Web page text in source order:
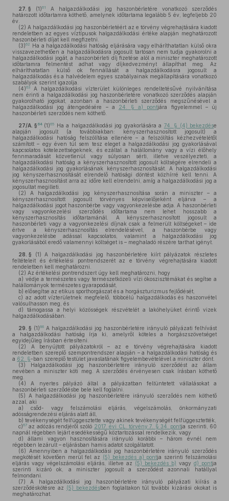
27. § (1)61
A halgazdálkodási jog haszonbérletére vonatkozó szerződés
határozott időtartamra köthető, amelynek időtartama legalább 5 év, legfeljebb 20
év.
(2) A halgazdálkodási jog haszonbérletéért az e törvény végrehajtására kiadott
rendeletben az egyes víztípusok halgazdálkodási értéke alapján meghatározott
haszonbérleti díjat kell megfizetni.
(3)62
Ha a halgazdálkodási hatóság eljárására vagy elháríthatatlan külső okra
visszavezethetően a halgazdálkodásra jogosult tartósan nem tudja gyakorolni a
halgazdálkodási jogát, a haszonbérleti díj fizetése alól a miniszter meghatározott
időtartamra felmentést adhat vagy díjkedvezményt állapíthat meg. Az
elháríthatatlan külső ok fennállását a halgazdálkodásra jogosult a
halgazdálkodás és a halvédelem egyes szabályainak megállapítására vonatkozó
szabályok szerint igazolja.
(4)63
A halgazdálkodási vízterület különleges rendeltetésűvé nyilvánítása
nem érinti a halgazdálkodási jog haszonbérletére vonatkozó szerződés alapján
gyakorolható jogokat, azonban a haszonbérleti szerződés megszűnésével a
halgazdálkodási jog átengedésére – a 24. § a) pontjára figyelemmel – új
haszonbérleti szerződés nem köthető.
27/A. § 64 (1)65 Ha a halgazdálkodási jog gyakorlására a 74. § (4) bekezdése
alapján jogosult (a továbbiakban: kényszerhasznosított jogosult) a
halgazdálkodási hatóság felszólítása ellenére – a felszólítás kézhezvételétől
számított – egy éven túl sem tesz eleget a halgazdálkodási jog gyakorlásával
kapcsolatos kötelezettségeknek, és ezáltal a halállomány vagy a vízi élőhely
fennmaradását közvetlenül vagy súlyosan sérti, illetve veszélyezteti, a
halgazdálkodási hatóság a kényszerhasznosított jogosult költségére elrendeli a
halgazdálkodási jog gyakorlásának kényszerhasznosítását. A halgazdálkodási
jog kényszerhasznosítását elrendelő hatósági döntést közhírré kell tenni. A
kényszerhasznosítást arra az időre kell elrendelni, amíg a halgazdálkodási jog a
jogosultat megilleti.
(2) A halgazdálkodási jog kényszerhasznosítása során a miniszter – a
kényszerhasznosított jogosult törvényes képviselőjeként eljárva – a
halgazdálkodási jogot haszonbérbe vagy vagyonkezelésbe adja. A haszonbérleti
vagy vagyonkezelési szerződés időtartama nem lehet hosszabb a
kényszerhasznosítás időtartamánál. A kényszerhasznosított jogosult a
haszonbérleti vagy a vagyonkezelési díjnak csak a felmerült költségeket – ide
értve a kényszerhasznosítás elrendelésével, a haszonbérbe vagy
vagyonkezelésbe adással kapcsolatos, valamint a halgazdálkodási jog
gyakorlásából eredő valamennyi költséget is – meghaladó részére tarthat igényt.
28. § (1) A halgazdálkodási jog haszonbérletére kiírt pályázatok részletes
feltételeit és értékelési pontrendszerét az e törvény végrehajtására kiadott
rendeletben kell meghatározni.
(2) Az értékelési pontrendszert úgy kell meghatározni, hogy
a) védje a természetes vagy természetközeli vízi ökoszisztémákat és segítse a
halállományok természetes gyarapodását,
b) elősegítse az etikus sporthorgászat és a horgászturizmus fejlődését,
c) az adott vízterületnek megfelelő, többcélú halgazdálkodás és haszonvétel
valósulhasson meg, és
d) támogassa a helyi közösségek részvételét a lakóhelyüket érintő vizek
halgazdálkodásában.
29. § (1)66 A halgazdálkodási jog haszonbérletére irányuló pályázati felhívást
a halgazdálkodási hatóság írja ki, amelyről köteles a horgászszövetséget
egyidejűleg írásban értesíteni.
(2) A benyújtott pályázatokról – az e törvény végrehajtására kiadott
rendeletben szereplő szempontrendszer alapján – a halgazdálkodási hatóság és
a 62. §-ban szereplő testület javaslatának figyelembevételével a miniszter dönt.
(3) Halgazdálkodási jog haszonbérletére irányuló szerződést az állam
nevében a miniszter köti meg. A szerződés érvényesen csak írásban köthető
meg.
(4) A nyertes pályázó által a pályázatban feltüntetett vállalásokat a
haszonbérleti szerződésbe bele kell foglalni.
(5) A halgazdálkodási jog haszonbérletére irányuló szerződés nem köthető
azzal, aki
a) csőd- vagy felszámolási eljárás, végelszámolás, önkormányzati
adósságrendezési eljárás alatt áll,
b) tevékenységét felfüggesztette vagy akinek tevékenységét felfüggesztették,
c)67 az adózás rendjéről szóló 2017. évi CL. törvény 7. § 34. pontja szerinti, 60
napnál régebben lejárt esedékességű köztartozással rendelkezik, vagy
d) állami vagyon hasznosítására irányuló korábbi – három évnél nem
régebben lezárult – eljárásban hamis adatot szolgáltatott.
(6) Amennyiben a halgazdálkodási jog haszonbérletére irányuló szerződés
megkötését követően merül fel az (5) bekezdés a) pontja szerinti felszámolási
eljárás vagy végelszámolási eljárás, illetve az (5) bekezdés b) vagy d) pontja
szerinti kizáró ok, a miniszter jogosult a szerződést azonnali hatállyal
felmondani.
(7) A halgazdálkodási jog haszonbérletére irányuló pályázati kiírás a
szerződéskötésre az (5) bekezdésben foglaltakon túl további kizárási okokat is
meghatározhat.